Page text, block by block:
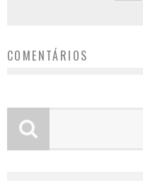
COMENTÁRIOS